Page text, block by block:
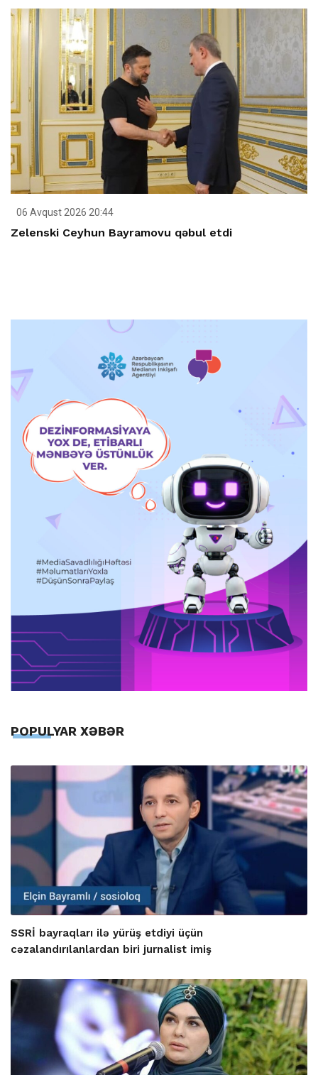
06 Avqust 2026 20:44
Zelenski Ceyhun Bayramovu qəbul etdi
POPULYAR XƏBƏR
SSRİ bayraqları ilə yürüş etdiyi üçün
cəzalandırılanlardan biri jurnalist imiş